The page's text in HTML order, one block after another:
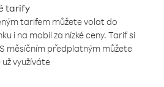
tarify
tarifem můžete volat do
i na mobil za nízké ceny. Tarif si
měsíčním předplatným můžete
využíváte